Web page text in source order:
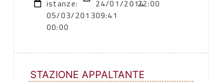
istanze:
05/03/2013
00:00
24/01/2014
09:41
22:00
STAZIONE APPALTANTE